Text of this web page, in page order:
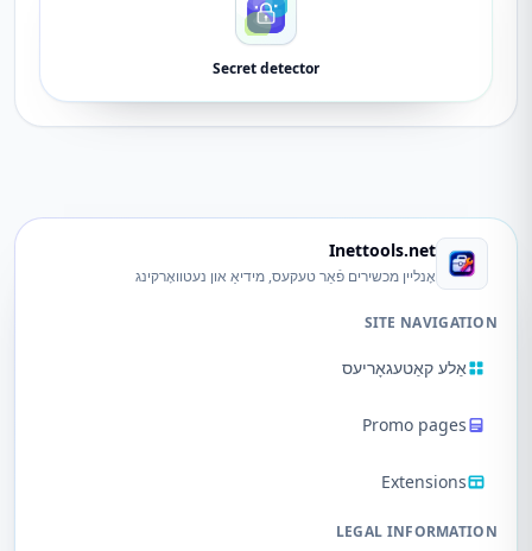
Secret detector
Inettools.net
אָנליין מכשירים פֿאַר טעקעס, מידיאַ און נעטוואָרקינג
SITE NAVIGATION
אַלע קאַטעגאָריעס
Promo pages
Extensions
LEGAL INFORMATION